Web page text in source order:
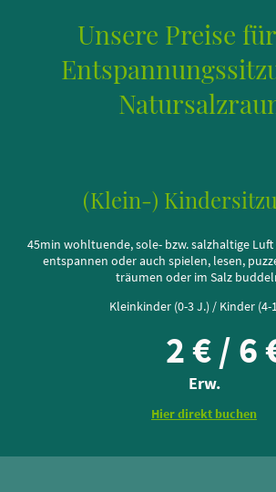
Unsere Preise
(Klein-)
45min wohltuende, sole- bzw. salzhaltige
entspannen oder auch spielen, lesen,
träumen oder im Salz
Kleinkinder (0-3 J.) / Kinder (4-
2 € / 6
Erw.
Hier direkt buchen